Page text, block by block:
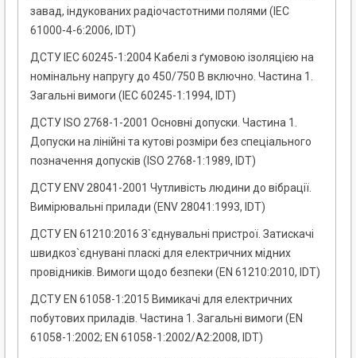
завад, індукованих радіочастотними полями (ІЕС
61000-4-6:2006, IDТ)
ДСТУ IEC 60245-1:2004 Кабелі з ґумовою ізоляцією на
номінальну напругу до 450/750 В включно. Частина 1.
Загальні вимоги (ІЕС 60245-1:1994, IDТ)
ДСТУ ISO 2768-1-2001 Основні допуски. Частина 1.
Допуски на лінійні та кутові розміри без спеціального
позначення допусків (ISO 2768-1:1989, IDТ)
ДСТУ ЕNV 28041-2001 Чутливість людини до вібрації.
Вимірювальні прилади (ЕNV 28041:1993, IDТ)
ДСТУ EN 61210:2016 З`єднувальні пристрої. Затискачі
швидкоз`єднувані пласкі для електричних мідних
провідників. Вимоги щодо безпеки (EN 61210:2010, IDT)
ДСТУ EN 61058-1:2015 Вимикачі для електричних
побутових приладів. Частина 1. Загальні вимоги (EN
61058-1:2002; EN 61058-1:2002/A2:2008, IDT)